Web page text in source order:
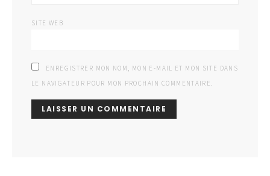
SITE WEB
ENREGISTRER MON NOM, MON E-MAIL ET MON SITE DANS
LE NAVIGATEUR POUR MON PROCHAIN COMMENTAIRE.